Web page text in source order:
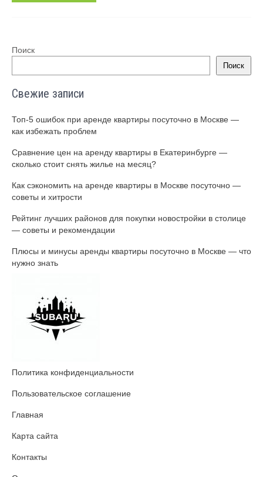
Поиск
Поиск
Свежие записи
Топ-5 ошибок при аренде квартиры посуточно в Москве —
как избежать проблем
Сравнение цен на аренду квартиры в Екатеринбурге —
сколько стоит снять жилье на месяц?
Как сэкономить на аренде квартиры в Москве посуточно —
советы и хитрости
Рейтинг лучших районов для покупки новостройки в столице
— советы и рекомендации
Плюсы и минусы аренды квартиры посуточно в Москве — что
нужно знать
Политика конфиденциальности
Пользовательское соглашение
Главная
Карта сайта
Контакты